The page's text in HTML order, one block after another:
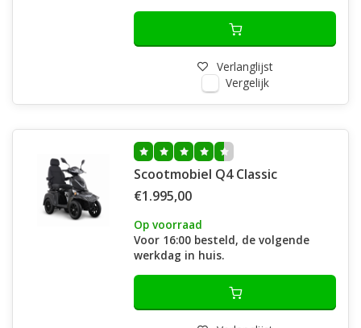
Verlanglijst
Vergelijk
Scootmobiel Q4 Classic
€1.995,00
Op voorraad
Voor 16:00 besteld, de volgende
werkdag in huis.